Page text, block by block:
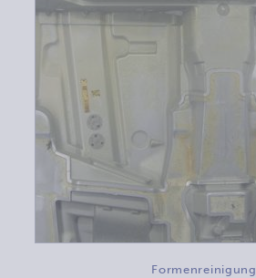
Formenreinigung